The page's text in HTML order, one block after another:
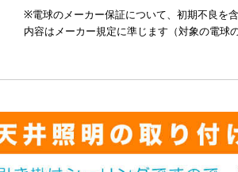
※電球のメーカー保証について、初期不良を
内容はメーカー規定に準じます（対象の電球